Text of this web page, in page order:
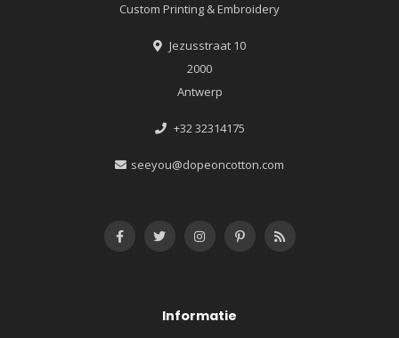
Custom Printing & Embroidery
Jezusstraat 10
2000
Antwerp
+32 32314175
seeyou@dopeoncotton.com
Informatie